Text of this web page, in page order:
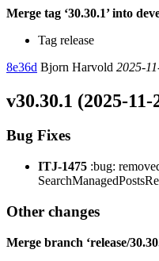
Merge tag ‘30.30.1’ into
Tag release
8e36d Bjorn Harvold 2025-
v30.30.1 (2025-11-
Bug Fixes
ITJ-1475 :bug:
Other changes
Merge branch ‘release/